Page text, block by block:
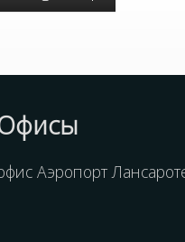
Аэропорт